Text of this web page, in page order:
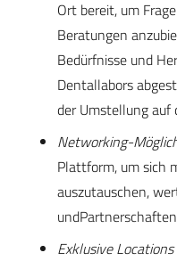
Ort bereit, um
Beratungen
Bedürfnisse und
Dentallabors
der Umstellung auf
Networking-
Plattform, um sich
auszutauschen,
Exklusive